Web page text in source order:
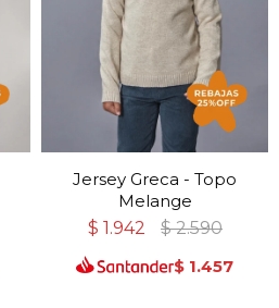
Jersey Greca - Topo
Melange
$ 1.942 $ 2.590
$ 1.457